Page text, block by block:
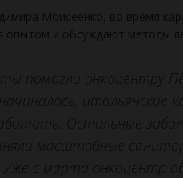
Моисеенко, во время
опытом и обсуждают методы
помогли онкоцентру
начиналось, итальянские
Остальные
масштабные
Уже с марта онкоцентр